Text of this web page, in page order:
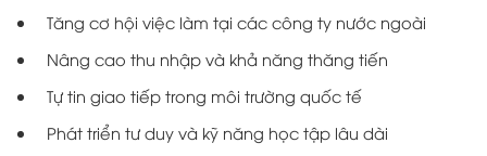
Tăng cơ hội việc làm tại các công ty nước ngoài
Nâng cao thu nhập và khả năng thăng tiến
Tự tin giao tiếp trong môi trường quốc tế
Phát triển tư duy và kỹ năng học tập lâu dài